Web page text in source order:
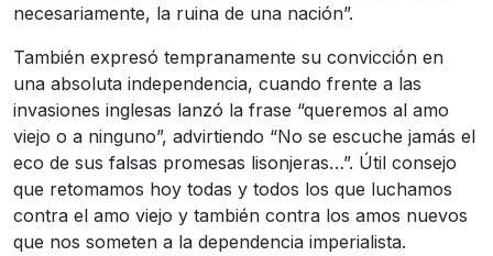
necesariamente, la ruina de una nación”.
También expresó tempranamente su convicción en
una absoluta independencia, cuando frente a las
invasiones inglesas lanzó la frase “queremos al amo
viejo o a ninguno”, advirtiendo “No se escuche jamás el
eco de sus falsas promesas lisonjeras…”. Útil consejo
que retomamos hoy todas y todos los que luchamos
contra el amo viejo y también contra los amos nuevos
que nos someten a la dependencia imperialista.